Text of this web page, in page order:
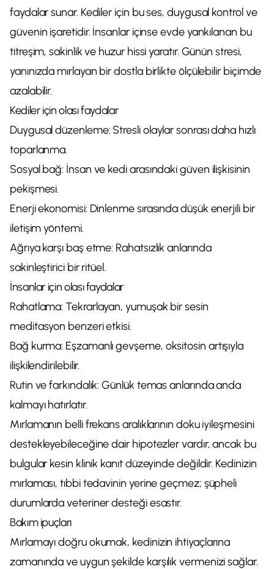
faydalar sunar. Kediler için bu ses, duygusal kontrol ve
güvenin işaretidir. İnsanlar içinse evde yankılanan bu
titreşim, sakinlik ve huzur hissi yaratır. Günün stresi,
yanınızda mırlayan bir dostla birlikte ölçülebilir biçimde
azalabilir.
Kediler için olası faydalar
Duygusal düzenleme: Stresli olaylar sonrası daha hızlı
toparlanma.
Sosyal bağ: İnsan ve kedi arasındaki güven ilişkisinin
pekişmesi.
Enerji ekonomisi: Dinlenme sırasında düşük enerjili bir
iletişim yöntemi.
Ağrıya karşı baş etme: Rahatsızlık anlarında
sakinleştirici bir ritüel.
İnsanlar için olası faydalar
Rahatlama: Tekrarlayan, yumuşak bir sesin
meditasyon benzeri etkisi.
Bağ kurma: Eşzamanlı gevşeme, oksitosin artışıyla
ilişkilendirilebilir.
Rutin ve farkındalık: Günlük temas anlarında anda
kalmayı hatırlatır.
Mırlamanın belli frekans aralıklarının doku iyileşmesini
destekleyebileceğine dair hipotezler vardır, ancak bu
bulgular kesin klinik kanıt düzeyinde değildir. Kedinizin
mırlaması, tıbbi tedavinin yerine geçmez; şüpheli
durumlarda veteriner desteği esastır.
Bakım ipuçları
Mırlamayı doğru okumak, kedinizin ihtiyaçlarına
zamanında ve uygun şekilde karşılık vermenizi sağlar.